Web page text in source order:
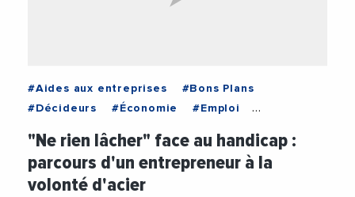
#Aides aux entreprises
#Bons Plans
#Décideurs
#Économie
#Emploi
#Institutions
#Occitanie #Vie des entreprises
"Ne rien lâcher" face au handicap :
parcours d'un entrepreneur à la
volonté d'acier